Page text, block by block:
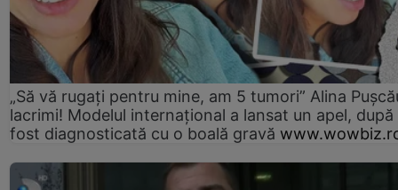
„Să vă rugați pentru mine, am 5 tumori” Alina
lacrimi! Modelul internațional a lansat un apel, după
fost diagnosticată cu o boală gravă